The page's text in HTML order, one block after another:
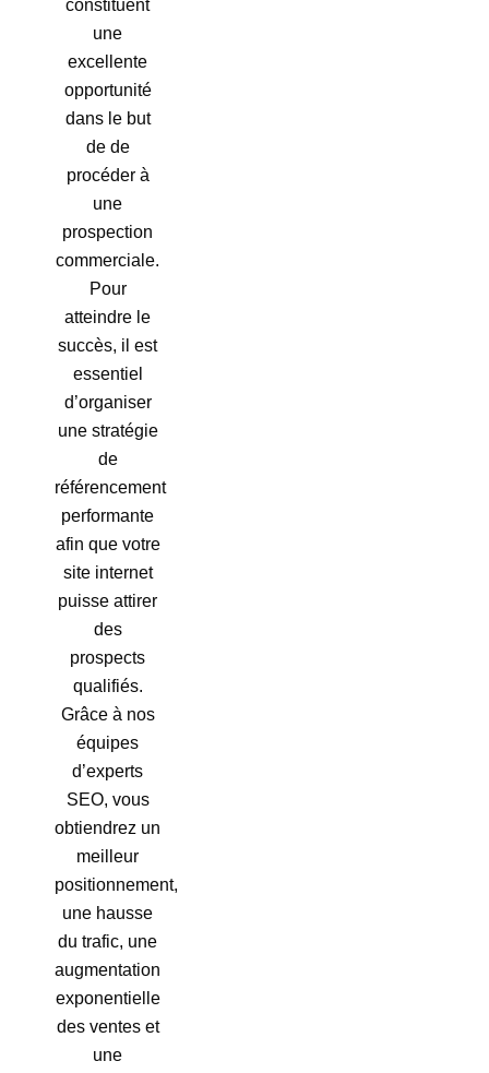
constituent
une
excellente
opportunité
dans le but
de de
procéder à
une
prospection
commerciale.
Pour
atteindre le
succès, il est
essentiel
d’organiser
une stratégie
de
référencement
performante
afin que votre
site internet
puisse attirer
des
prospects
qualifiés.
Grâce à nos
équipes
d’experts
SEO, vous
obtiendrez un
meilleur
positionnement,
une hausse
du trafic, une
augmentation
exponentielle
des ventes et
une